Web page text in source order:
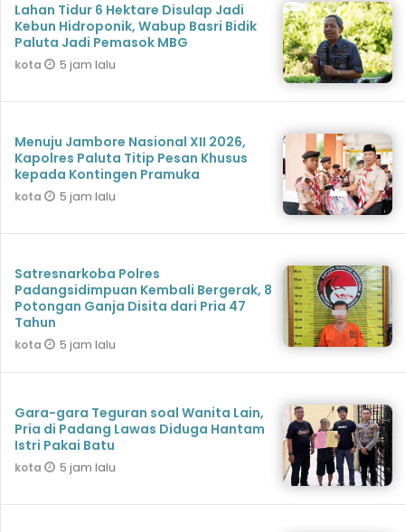
Lahan Tidur 6 Hektare Disulap Jadi
Kebun Hidroponik, Wabup Basri Bidik
Paluta Jadi Pemasok MBG
kota 5 jam lalu
Menuju Jambore Nasional XII 2026,
Kapolres Paluta Titip Pesan Khusus
kepada Kontingen Pramuka
kota 5 jam lalu
Satresnarkoba Polres
Padangsidimpuan Kembali Bergerak, 8
Potongan Ganja Disita dari Pria 47
Tahun
kota 5 jam lalu
Gara-gara Teguran soal Wanita Lain,
Pria di Padang Lawas Diduga Hantam
Istri Pakai Batu
kota 5 jam lalu